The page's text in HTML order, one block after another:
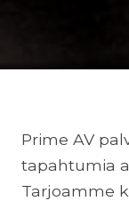
Prime AV
tapahtumia
Tarjoamme